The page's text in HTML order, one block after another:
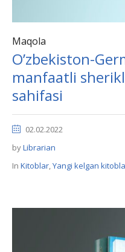
Maqola
O’zbekiston-
manfaatli
sahifasi
02.02.2022
byLibrarian
In Kitoblar,Yangi kelgan